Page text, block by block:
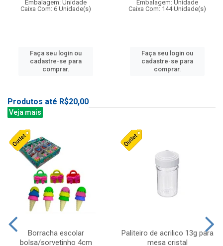
Embalagem: Unidade
Caixa Com: 6 Unidade(s)
Faça seu login ou
cadastre-se para
comprar.
Embalagem: Unidade
Caixa Com: 144 Unidade(s)
Faça seu login ou
cadastre-se para
comprar.
Produtos até R$20,00
Veja mais
Borracha escolar
bolsa/sorvetinho 4cm
Paliteiro de acrilico 13g para
mesa cristal